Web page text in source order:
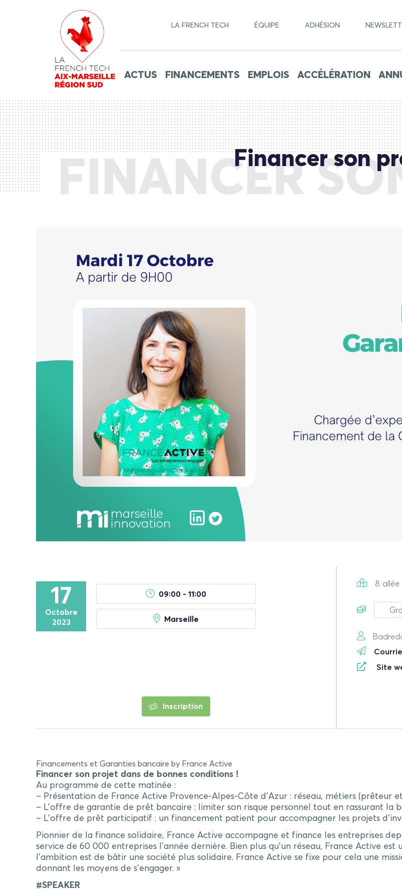
LA FRENCH TECH ÉQUIPE ADHÉSION
ACTUS FINANCEMENTS EMPLOIS ACCÉLÉRATION
FINANCERFinancer son
17
Octobre
2023
09:00 - 11:00
Marseille
Inscription
8 allée
Courriel
Site
Financements et Garanties bancaire by France Active
Financer son projet dans de bonnes conditions !
Au programme de cette matinée :
– Présentation de France Active Provence-Alpes-Côte d’Azur : réseau, métiers (prêteur
– L’offre de garantie de prêt bancaire : limiter son risque personnel tout en rassurant la
– L’offre de prêt participatif : un financement patient pour accompagner les projets
Pionnier de la finance solidaire, France Active accompagne et finance les entreprises
service de 60 000 entreprises l’année dernière. Bien plus qu’un réseau, France Active
l’ambition est de bâtir une société plus solidaire. France Active se fixe pour cela une
donnant les moyens de s’engager. »
#SPEAKER